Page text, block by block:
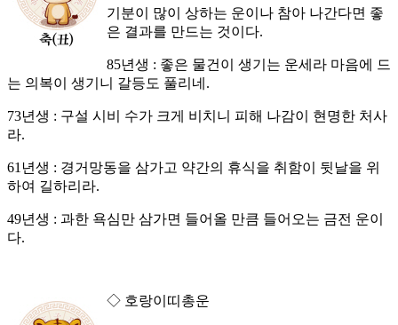
기분이 많이 상하는 운이나 참아 나간다면 좋
은 결과를 만드는 것이다.
85년생 : 좋은 물건이 생기는 운세라 마음에 드
는 의복이 생기니 갈등도 풀리네.
73년생 : 구설 시비 수가 크게 비치니 피해 나감이 현명한 처사
라.
61년생 : 경거망동을 삼가고 약간의 휴식을 취함이 뒷날을 위
하여 길하리라.
49년생 : 과한 욕심만 삼가면 들어올 만큼 들어오는 금전 운이
다.
◇ 호랑이띠총운